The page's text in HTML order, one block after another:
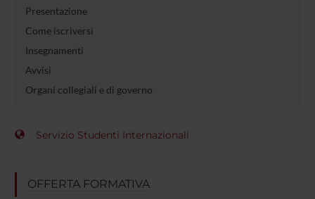
Presentazione
Come iscriversi
Insegnamenti
Avvisi
Organi collegiali e di governo
Servizio Studenti Internazionali
OFFERTA FORMATIVA